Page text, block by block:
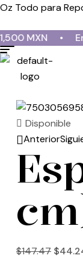
Oz Todo para
•
Disponible
Anterior
29.46
$147.47 $